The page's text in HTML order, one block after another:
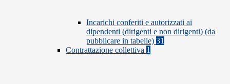
Incarichi conferiti e autorizzati ai
dipendenti (dirigenti e non dirigenti) (da
pubblicare in tabelle) 31
Contrattazione collettiva 1